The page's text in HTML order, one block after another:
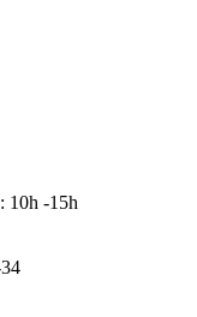
10h -15h